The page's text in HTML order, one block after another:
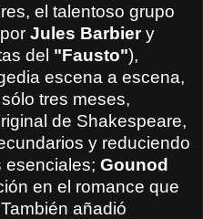
el talentoso grupo
Jules Barbiery
del "Fausto"),
escena a escena,
tres meses,
de Shakespeare,
y reduciendo
esenciales; Gounod
en el romance que
añadió